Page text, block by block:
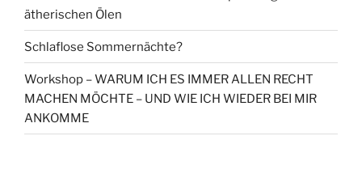
ätherischen Ölen
Schlaflose Sommernächte?
Workshop – WARUM ICH ES IMMER ALLEN RECHT
MACHEN MÖCHTE – UND WIE ICH WIEDER BEI MIR
ANKOMME